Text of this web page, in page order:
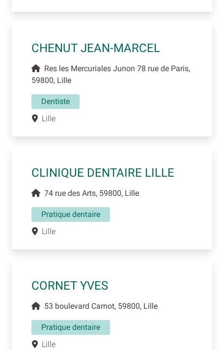
CHENUT JEAN-MARCEL
Res les Mercuriales Junon 78 rue de Paris,
59800, Lille
Dentiste
Lille
CLINIQUE DENTAIRE LILLE
74 rue des Arts, 59800, Lille
Pratique dentaire
Lille
CORNET YVES
53 boulevard Carnot, 59800, Lille
Pratique dentaire
Lille